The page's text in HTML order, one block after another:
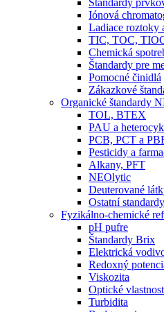
Štandardy
Iónová
Ladiace roztoky
TIC, TOC,
Chemická
Štandardy pre
Pomocné činidlá
Zákazkové
Organické štandardy
TOL, BTEX
PAU a
PCB, PCT a
Pesticidy a
Alkany, PFT
NEOlytic
Deuterované
Ostatní standardy
Fyzikálno-chemické
pH pufre
Štandardy Brix
Elektrická
Redoxný
Viskozita
Optické
Turbidita